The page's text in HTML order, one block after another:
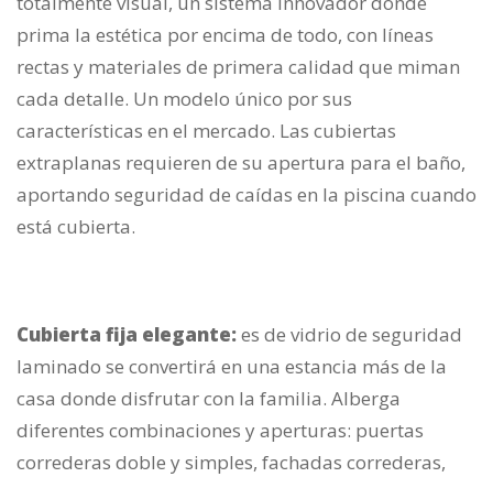
prima la estética por encima de todo, con líneas
rectas y materiales de primera calidad que miman
cada detalle. Un modelo único por sus
características en el mercado. Las cubiertas
extraplanas requieren de su apertura para el baño,
aportando seguridad de caídas en la piscina cuando
está cubierta.
Cubierta fija elegante:es de vidrio de seguridad
laminado se convertirá en una estancia más de la
casa donde disfrutar con la familia. Alberga
diferentes combinaciones y aperturas: puertas
correderas doble y simples, fachadas correderas,